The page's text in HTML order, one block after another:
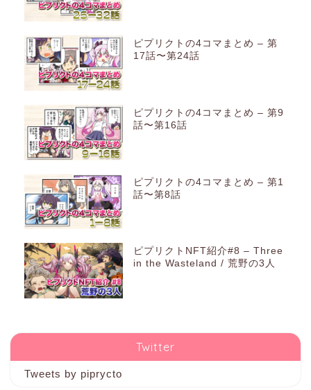
ピプリクトの4コマまとめ – 第
17話〜第24話
ピプリクトの4コマまとめ – 第9
話〜第16話
ピプリクトの4コマまとめ – 第1
話〜第8話
ピプリクトNFT紹介#8 – Three
in the Wasteland / 荒野の3人
Twitter
Tweets by piprycto